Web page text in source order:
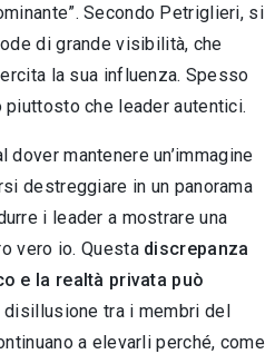
Secondo Petriglieri, si
di grande vi­sibilità, che
la sua influenza. Spesso
che leader autentici.
mantene­re un’immagine
destreggiare in un panorama
i leader a mostrare una
vero io. Questa discrepanza
e la realtà privata può
disillusione tra i membri del
a elevarli perché, come